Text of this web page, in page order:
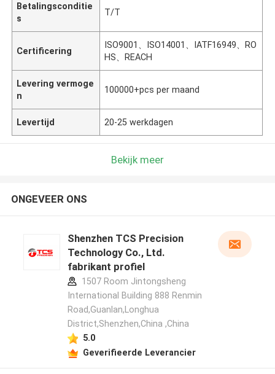
Betalingsconditie
s
T/T
Certificering
ISO9001、ISO14001、IATF16949、RO
HS、REACH
Levering vermoge
n
100000+pcs per maand
Levertijd 20-25 werkdagen
Bekijk meer
ONGEVEER ONS
Shenzhen TCS Precision
Technology Co., Ltd.
fabrikant profiel
1507 Room Jintongsheng
International Building 888 Renmin
Road,Guanlan,Longhua
District,Shenzhen,China ,China
5.0
Geverifieerde Leverancier